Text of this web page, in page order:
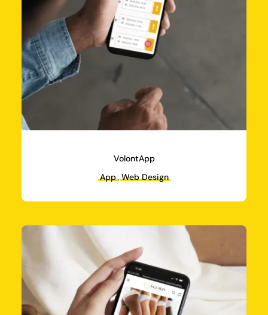
VolontApp
App,Web Design